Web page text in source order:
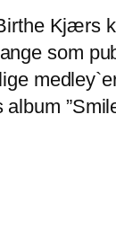
Kjærs
som